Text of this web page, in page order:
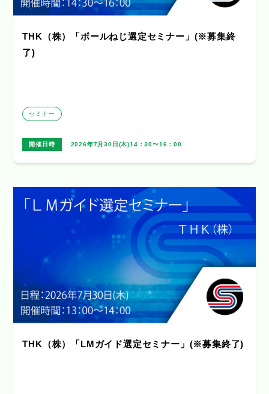
THK（株）「ボールねじ選定セミナー」(※募集終
了)
セミナー
開催日時 2026年7月30日(木)14：30〜16：00
THK（株）「LMガイド選定セミナー」(※募集終了)